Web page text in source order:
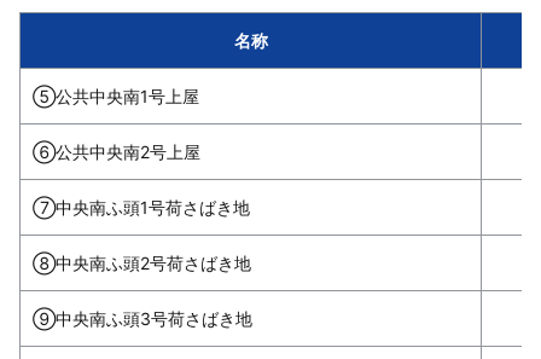
名称
⑤公共中央南1号上屋
⑥公共中央南2号上屋
⑦中央南ふ頭1号荷さばき地
⑧中央南ふ頭2号荷さばき地
⑨中央南ふ頭3号荷さばき地